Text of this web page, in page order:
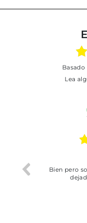
basado
Lea algunas de las opiniones
trobat
Bien pero